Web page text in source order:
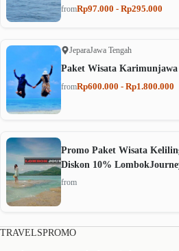
fromRp97.000 - Rp295.000
JeparaJawa Tengah
Paket Wisata
fromRp600.000 - Rp1.800.000
Promo Paket Wisata
Diskon 10%
from
TRAVELSPROMO